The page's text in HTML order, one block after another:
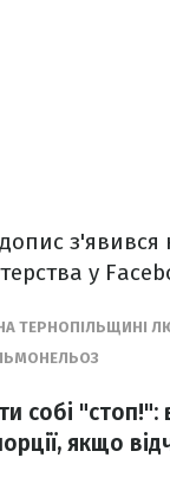
з'явився
у
ТЕРНОПІЛЬЩИНІ
собі "стоп!":
якщо